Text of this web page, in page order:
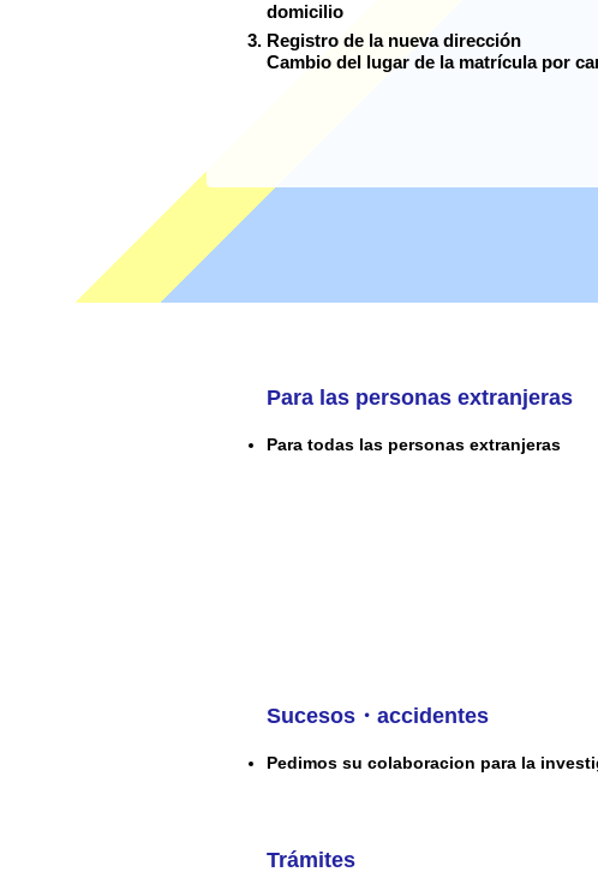
domicilio
Registro de la nueva dirección
Cambio del lugar de la matrícula por
Para las personas extranjeras
Para todas las personas extranjeras
Sucesos・accidentes
Pedimos su colaboracion para la
Trámites